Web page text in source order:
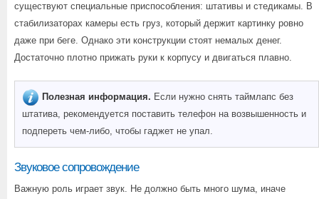
существуют специальные приспособления: штативы и стедикамы. В
стабилизаторах камеры есть груз, который держит картинку ровно
даже при беге. Однако эти конструкции стоят немалых денег.
Достаточно плотно прижать руки к корпусу и двигаться плавно.
Полезная информация. Если нужно снять таймлапс без
штатива, рекомендуется поставить телефон на возвышенность и
подпереть чем-либо, чтобы гаджет не упал.
Звуковое сопровождение
Важную роль играет звук. Не должно быть много шума, иначе